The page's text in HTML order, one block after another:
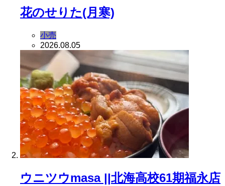
花のせりた(月寒)
小売
2026.08.05
ウニツウmasa ||北海高校61期福永店